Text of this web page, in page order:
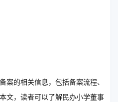
案的相关信息，包括备案流程、
文，读者可以了解民办小学董事